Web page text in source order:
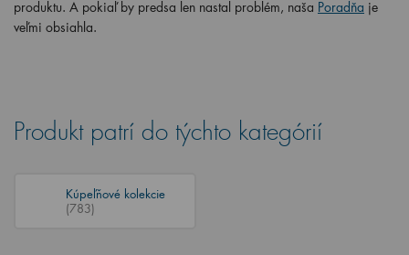
produktu. A pokiaľ by predsa len nastal problém, naša Poradňa je
veľmi obsiahla.
Produkt patrí do týchto kategórií
Kúpeľňové kolekcie
(783)